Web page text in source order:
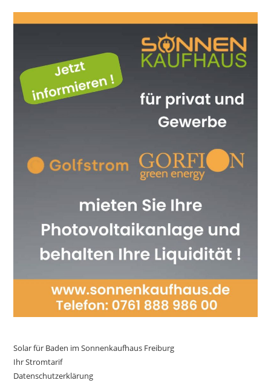
Solar für Baden im Sonnenkaufhaus Freiburg
Ihr Stromtarif
Datenschutzerklärung